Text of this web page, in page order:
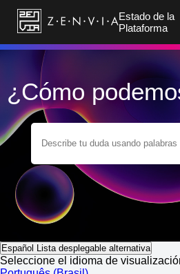
Estado de la
Plataforma
¿Cómo
Español Lista desplegable alternativa
Seleccione el idioma de